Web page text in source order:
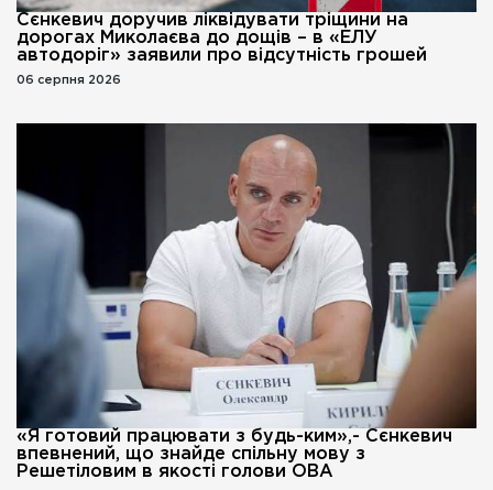
Сєнкевич доручив ліквідувати тріщини на
дорогах Миколаєва до дощів – в «ЕЛУ
автодоріг» заявили про відсутність грошей
06 серпня 2026
«Я готовий працювати з будь-ким»,- Сєнкевич
впевнений, що знайде спільну мову з
Решетіловим в якості голови ОВА